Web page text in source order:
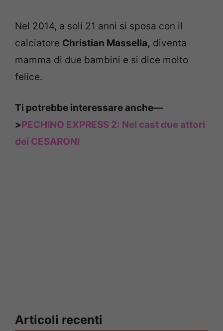
Nel 2014, a soli 21 anni si sposa con il
calciatore Christian Massella, diventa
mamma di due bambini e si dice molto
felice.
Ti potrebbe interessare anche—
>PECHINO EXPRESS 2: Nel cast due attori
dei CESARONI
Articoli recenti